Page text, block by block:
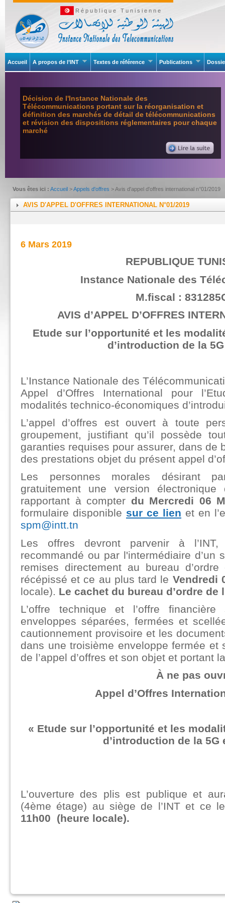
République Tunisienne
Accueil A propos de l’INT Textes de référence Publications
Décision de l'Instance Nationale des
Télécommunications portant sur la réorganisation et
définition des marchés de détail de télécommunications
et révision des dispositions réglementaires pour chaque
marché
Vous êtes ici : Accueil >Appels d'offres > Avis d'appel d'offres international n°01/2019
AVIS D'APPEL D'OFFRES INTERNATIONAL N°01/2019
6 Mars 2019
REPUBLIQUE
Instance Nationale des
M.fiscal :
AVIS d’APPEL D’OFFRES
Etude sur l’opportunité et les
d’introduction de la
L’Instance Nationale des
Appel d’Offres International pour
modalités technico-économiques
L’appel d’offres est ouvert à toute
groupement, justifiant qu’il possède
garanties requises pour assurer, dans de
des prestations objet du présent appel
Les personnes morales désirant
gratuitement une version
rapportant à compter du Mercredi 06
formulaire disponible sur ce lien et en
spm@intt.tn
Les offres devront parvenir à
recommandé ou par l'intermédiaire d’un
remises directement au bureau
récépissé et ce au plus tard le Vendredi
locale). Le cachet du bureau d’ordre de
L’offre technique et l’offre
enveloppes séparées, fermées et
cautionnement provisoire et les
dans une troisième enveloppe fermée et
de l’appel d’offres et son objet et portant
À ne pas
Appel d’Offres
« Etude sur l’opportunité et les
d’introduction de la 5G
L’ouverture des plis est publique et
(4ème étage) au siège de l’INT et ce
11h00
(heure locale).